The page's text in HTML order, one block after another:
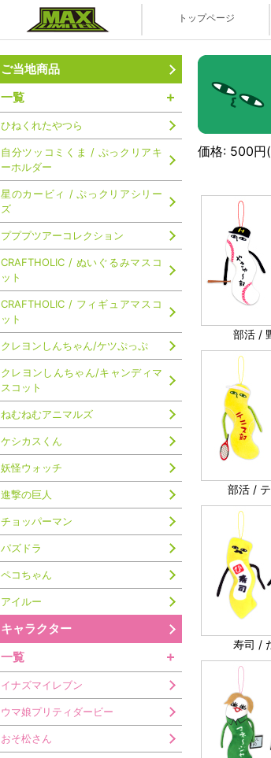
株式会社マックスリミ
トップページ
ご当地商品
一覧
ひねくれたやつら
自分ツッコミくま / ぷっクリアキ
ーホルダー
星のカービィ / ぷっクリアシリー
ズ
プププツアーコレクション
CRAFTHOLIC / ぬいぐるみマスコ
ット
CRAFTHOLIC / フィギュアマスコ
ット
クレヨンしんちゃん/ケツぷっぷ
クレヨンしんちゃん/キャンディマ
スコット
ねむねむアニマルズ
ケシカスくん
妖怪ウォッチ
進撃の巨人
チョッパーマン
パズドラ
ペコちゃん
アイルー
キャラクター
一覧
イナズマイレブン
ウマ娘プリティダービー
おそ松さん
価格: 500円
部活 /
部活 /
寿司 /